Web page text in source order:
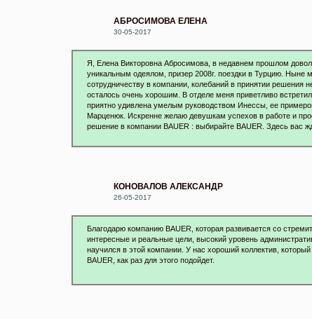
АБРОСИМОВА ЕЛЕНА
30-05-2017
Я, Елена Викторовна Абросимова, в недавнем прошлом
уникальным одеялом, призер 2008г. поездки в Турцию. Ныне
сотрудничеству в компании, колебаний в принятии решения
осталось очень хорошим. В отделе меня приветливо
приятно удивлена умелым руководством Инессы, ее
Марценюк. Искренне желаю девушкам успехов в работе и
решение в компании BAUER : выбирайте BAUER. Здесь вас
КОНОВАЛОВ АЛЕКСАНДР
26-05-2017
Благодарю компанию BAUER, которая развивается со
интересные и реальные цели, высокий уровень
научился в этой компании. У нас хороший коллектив,
BAUER, как раз для этого подойдет.